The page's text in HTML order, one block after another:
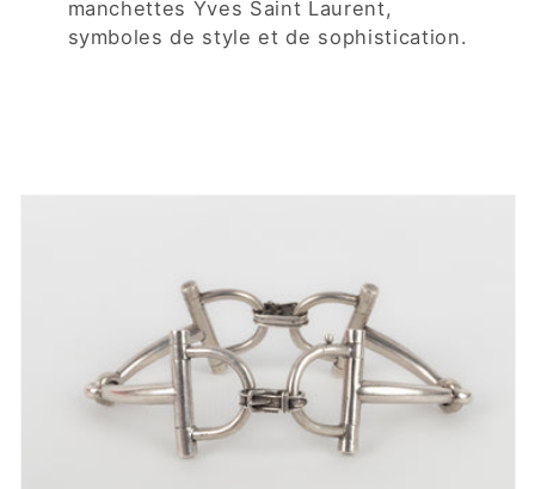
manchettes Yves Saint Laurent,
symboles de style et de sophistication.